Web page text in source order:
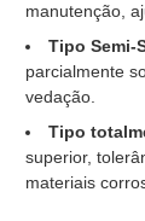
manutenção,
Tipo Semi-
parcialmente
vedação.
Tipo
superior,
materiais